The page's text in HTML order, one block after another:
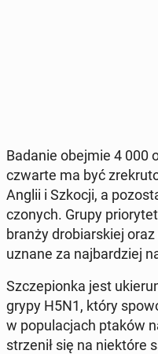
Badanie obejmie 4 000
czwarte ma być
Anglii i Szkocji, a
czo­nych. Grupy
branży dro­biar­skiej
uznane za naj­bar­dziej
Szcze­pion­ka jest
grypy H5N1, który
w po­pu­la­cjach ptaków
strze­nił się na nie­któ­re